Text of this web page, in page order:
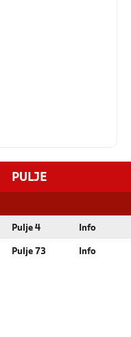
PULJE
Pulje 4 Info
Pulje 73 Info